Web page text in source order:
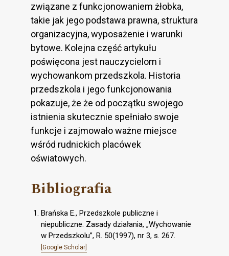
związane z funkcjonowaniem żłobka,
takie jak jego podstawa prawna, struktura
organizacyjna, wyposażenie i warunki
bytowe. Kolejna część artykułu
poświęcona jest nauczycielom i
wychowankom przedszkola. Historia
przedszkola i jego funkcjonowania
pokazuje, że że od początku swojego
istnienia skutecznie spełniało swoje
funkcje i zajmowało ważne miejsce
wśród rudnickich placówek
oświatowych.
Bibliografia
Brańska E., Przedszkole publiczne i
niepubliczne. Zasady działania, „Wychowanie
w Przedszkolu”, R. 50(1997), nr 3, s. 267.
[Google Scholar]